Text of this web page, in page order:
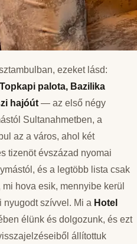
ezeket lásd:
palota, Bazilika
hajóút— az első négy
Sultanahmetben, a
az a város, ahol két
tizenöt évszázad nyomai
és a legtöbb lista csak
hova esik, mennyibe kerül
nyugodt szívvel. Mi a Hotel
élünk és dolgozunk, és ezt
állítottuk